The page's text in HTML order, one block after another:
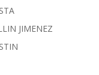
JIMENEZ